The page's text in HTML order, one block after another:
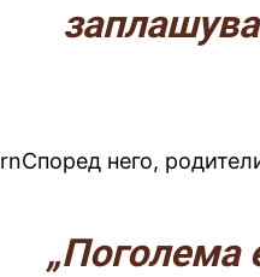
rnСпоред него,
„Поголема